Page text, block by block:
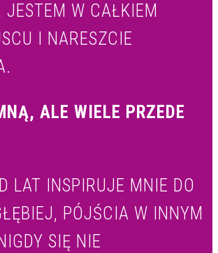
JESTEM W CAŁKIEM
I NARESZCIE
ALE WIELE PRZEDE
LAT INSPIRUJE MNIE DO
PÓJŚCIA W INNYM
SIĘ NIE